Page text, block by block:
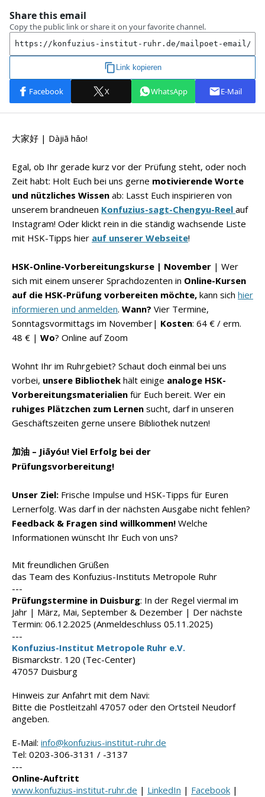
大家好 | Dàjiā hǎo!
Egal, ob Ihr gerade kurz vor der Prüfung steht, oder noch
Zeit habt: Holt Euch bei uns gerne motivierende Worte
und nützliches Wissen ab: Lasst Euch inspirieren von
unserem brandneuen Konfuzius-sagt-Chengyu-Reel auf
Instagram! Oder klickt rein in die ständig wachsende Liste
mit HSK-Tipps hier auf unserer Webseite!
HSK-Online-Vorbereitungskurse | November | Wer
sich mit einem unserer Sprachdozenten in Online-Kursen
auf die HSK-Prüfung vorbereiten möchte, kann sich hier
informieren und anmelden. Wann? Vier Termine,
Sonntagsvormittags im November| Kosten: 64 € / erm.
48 € | Wo? Online auf Zoom
Wohnt Ihr im Ruhrgebiet? Schaut doch einmal bei uns
vorbei, unsere Bibliothek hält einige analoge HSK-
Vorbereitungsmaterialien für Euch bereit. Wer ein
ruhiges Plätzchen zum Lernen sucht, darf in unseren
Geschäftszeiten gerne unsere Bibliothek nutzen!
加油 – Jiāyóu! Viel Erfolg bei der
Prüfungsvorbereitung!
Unser Ziel: Frische Impulse und HSK-Tipps für Euren
Lernerfolg. Was darf in der nächsten Ausgabe nicht fehlen?
Feedback & Fragen sind willkommen! Welche
Informationen wünscht Ihr Euch von uns?
Mit freundlichen Grüßen
das Team des Konfuzius-Instituts Metropole Ruhr
---
Prüfungstermine in Duisburg: In der Regel viermal im
Jahr | März, Mai, September & Dezember | Der nächste
Termin: 06.12.2025 (Anmeldeschluss 05.11.2025)
---
Konfuzius-Institut Metropole Ruhr e.V.
Bismarckstr. 120 (Tec-Center)
47057 Duisburg
Hinweis zur Anfahrt mit dem Navi:
Bitte die Postleitzahl 47057 oder den Ortsteil Neudorf
angeben.
E-Mail: info@konfuzius-institut-ruhr.de
Tel: 0203-306-3131 / -3137
---
Online-Auftritt
www.konfuzius-institut-ruhr.de | LinkedIn | Facebook |